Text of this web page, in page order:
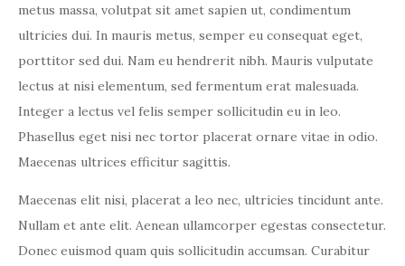
metus massa, volutpat sit amet sapien ut, condimentum
ultricies dui. In mauris metus, semper eu consequat eget,
porttitor sed dui. Nam eu hendrerit nibh. Mauris vulputate
lectus at nisi elementum, sed fermentum erat malesuada.
Integer a lectus vel felis semper sollicitudin eu in leo.
Phasellus eget nisi nec tortor placerat ornare vitae in odio.
Maecenas ultrices efficitur sagittis.
Maecenas elit nisi, placerat a leo nec, ultricies tincidunt ante.
Nullam et ante elit. Aenean ullamcorper egestas consectetur.
Donec euismod quam quis sollicitudin accumsan. Curabitur